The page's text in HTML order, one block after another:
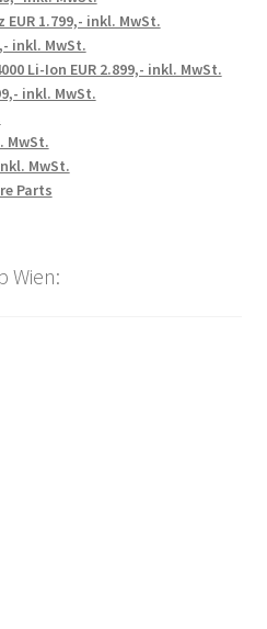
EUR 1.799,- inkl. MwSt.
inkl. MwSt.
Li-Ion EUR 2.899,- inkl. MwSt.
inkl. MwSt.
MwSt.
MwSt.
Parts
Wien: